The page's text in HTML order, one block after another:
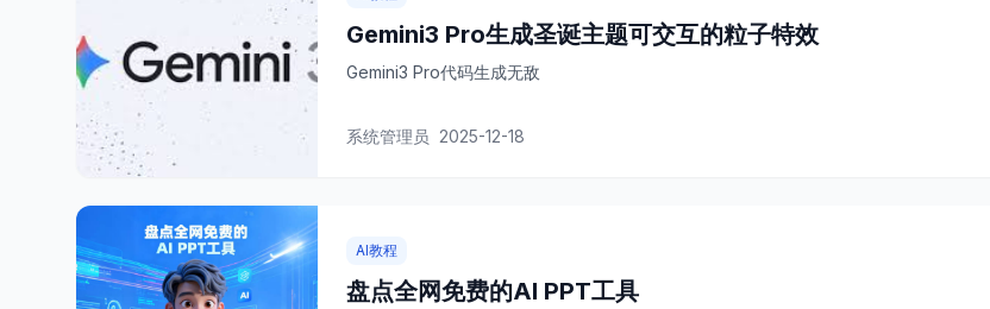
Gemini3 Pro生成圣诞主题可交互的粒子特效
Gemini3 Pro代码生成无敌
系统管理员 2025-12-18
AI教程
盘点全网免费的AI PPT工具